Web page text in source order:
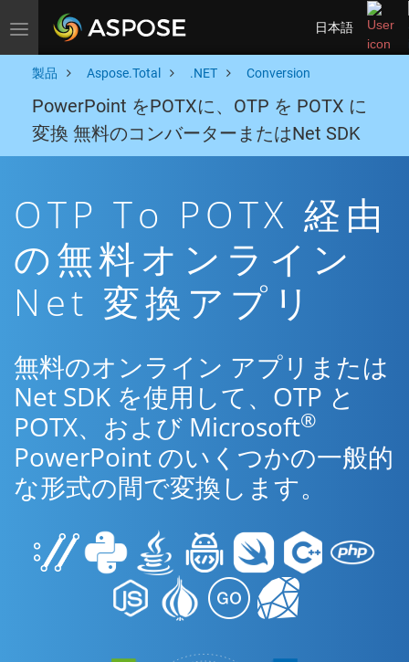
Toggle navigation 日本語
製品 Aspose.Total .NET Conversion
PowerPoint をPOTXに、OTP を POTX に
変換 無料のコンバーターまたはNet SDK
OTP To POTX 経由
の無料オンライン
Net 変換アプリ
無料のオンライン アプリまたは
Net SDK を使用して、OTP と
POTX、および Microsoft®
PowerPoint のいくつかの一般的
な形式の間で変換します。